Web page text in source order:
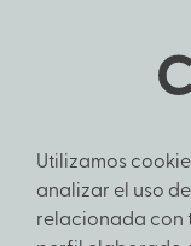
Utilizamos
analizar el uso
relacionada con